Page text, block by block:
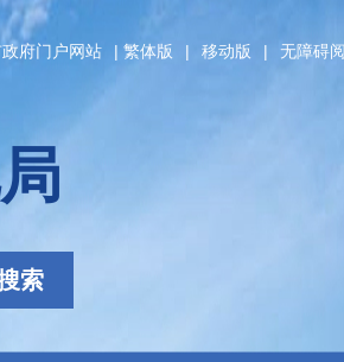
府门户网站 | 繁体版 | 移动版 | 无障碍
索